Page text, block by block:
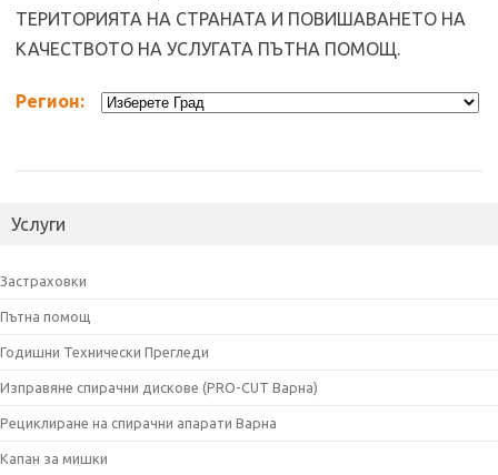
ТЕРИТОРИЯТА НА СТРАНАТА И ПОВИШАВАНЕТО НА
КАЧЕСТВОТО НА УСЛУГАТА ПЪТНА ПОМОЩ.
Регион:
Услуги
Застраховки
Пътна помощ
Годишни Технически Прегледи
Изправяне спирачни дискове (PRO-CUT Варна)
Рециклиране на спирачни апарати Варна
Капан за мишки